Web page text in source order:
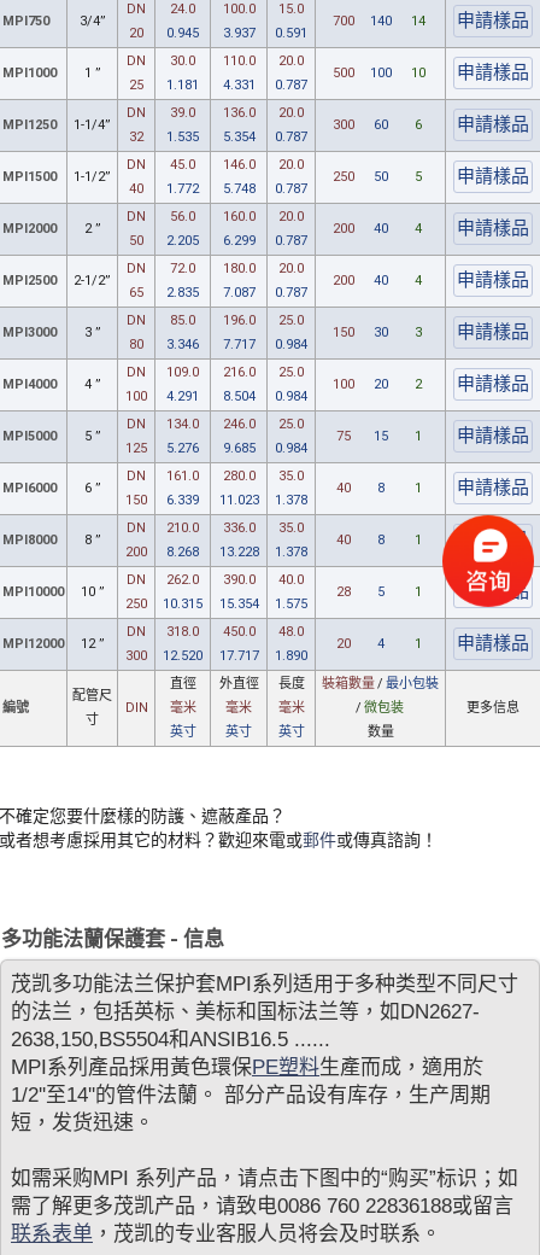
MPI750 3/4”
DN
20
24.0
0.945
100.0
3.937
15.0
0.591
700 140 14
MPI1000 1 ”
DN
25
30.0
1.181
110.0
4.331
20.0
0.787
500 100 10
MPI1250 1-1/4”
DN
32
39.0
1.535
136.0
5.354
20.0
0.787
300 60 6
MPI1500 1-1/2”
DN
40
45.0
1.772
146.0
5.748
20.0
0.787
250 50 5
MPI2000 2 ”
DN
50
56.0
2.205
160.0
6.299
20.0
0.787
200 40 4
MPI2500 2-1/2”
DN
65
72.0
2.835
180.0
7.087
20.0
0.787
200 40 4
MPI3000 3 ”
DN
80
85.0
3.346
196.0
7.717
25.0
0.984
150 30 3
MPI4000 4 ”
DN
100
109.0
4.291
216.0
8.504
25.0
0.984
100 20 2
MPI5000 5 ”
DN
125
134.0
5.276
246.0
9.685
25.0
0.984
75 15 1
MPI6000 6 ”
DN
150
161.0
6.339
280.0
11.023
35.0
1.378
40 8 1
MPI8000 8 ”
DN
200
210.0
8.268
336.0
13.228
35.0
1.378
40 8 1
MPI10000 10 ”
DN
250
262.0
10.315
390.0
15.354
40.0
1.575
28 5 1
MPI12000 12 ”
DN
300
318.0
12.520
450.0
17.717
48.0
1.890
20 4 1
編號
配管尺
寸
DIN
直徑
毫米
英寸
外直徑
毫米
英寸
長度
毫米
英寸
裝箱數量/ 最小包裝
/ 微包装
数量
更多信息
不確定您要什麼樣的防護、遮蔽產品？
或者想考慮採用其它的材料？歡迎來電或郵件或傳真諮詢！
多功能法蘭保護套 - 信息
茂凯多功能法兰保护套MPI系列适用于多种类型不同尺寸
的法兰，包括英标、美标和国标法兰等，如DN2627-
2638,150,BS5504和ANSIB16.5 ......
MPI系​​列產品採用黃色環保PE塑料生產而成，適用於
1/2''至14''的管件法蘭。 部分产品设有库存，生产周期
短，发货迅速。
如需采购MPI 系列产品，请点击下图中的“购买”标识；如
需了解更多茂凯产品，请致电0086 760 22836188或留言
联系表单 ，茂凯的专业客服人员将会及时联系。